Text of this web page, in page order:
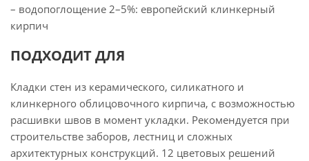
– водопоглощение 2–5%: европейский клинкерный
кирпич
ПОДХОДИТ ДЛЯ
Кладки стен из керамического, силикатного и
клинкерного облицовочного кирпича, с возможностью
расшивки швов в момент укладки. Рекомендуется при
строительстве заборов, лестниц и сложных
архитектурных конструкций. 12 цветовых решений